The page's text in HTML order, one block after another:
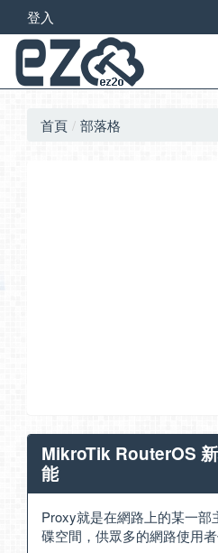
登入
首頁 部落格
MikroTik RouterOS
能
Proxy就是在網路上的某一部
碟空間，供眾多的網路使用者